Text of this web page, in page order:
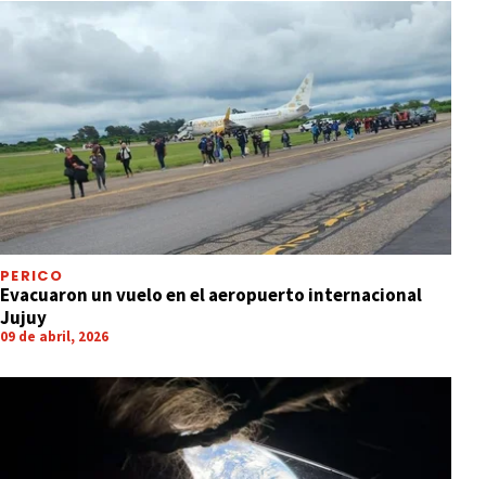
PERICO
Evacuaron un vuelo en el aeropuerto internacional
Jujuy
09 de abril, 2026